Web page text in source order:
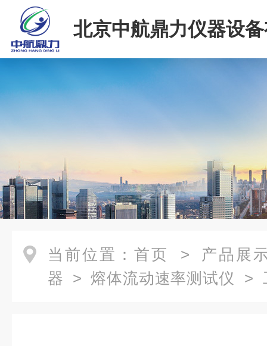
北京中航鼎力仪器设
司
当前位置： 首页 > 产品展
器 > 熔体流动速率测试仪 >